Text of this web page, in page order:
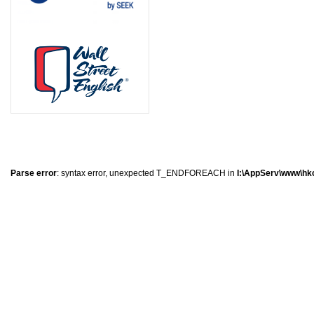
Parse error: syntax error, unexpected T_ENDFOREACH in